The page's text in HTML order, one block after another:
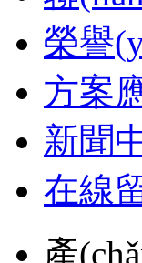
榮譽
方案
新聞
在線
產